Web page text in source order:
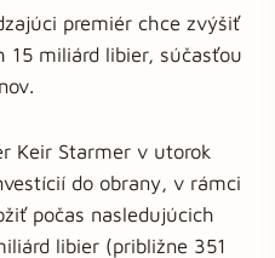
premiér chce zvýšiť
15 miliárd libier, súčasťou
Keir Starmer v utorok
do obrany, v rámci
počas nasledujúcich
libier (približne 351